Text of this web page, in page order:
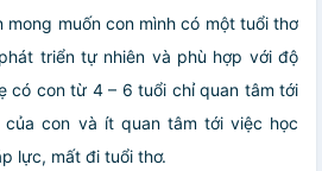
mong muốn con mình có một tuổi thơ
triển tự nhiên và phù hợp với độ
có con từ 4 – 6 tuổi chỉ quan tâm tới
con và ít quan tâm tới việc học
lực, mất đi tuổi thơ.